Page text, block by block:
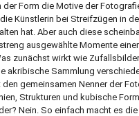
der Form die Motive der
Künstlerin bei Streifzügen in
hat. Aber auch diese
ausgewählte Momente einer
zunächst wirkt wie
akribische Sammlung
gemeinsamen Nenner der
Strukturen und kubische
Nein. So einfach macht es